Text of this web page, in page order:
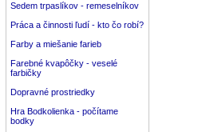
Sedem trpaslíkov - remeselníkov
Práca a činnosti ľudí - kto čo robí?
Farby a miešanie farieb
Farebné kvapôčky - veselé
farbičky
Dopravné prostriedky
Hra Bodkolienka - počítame
bodky